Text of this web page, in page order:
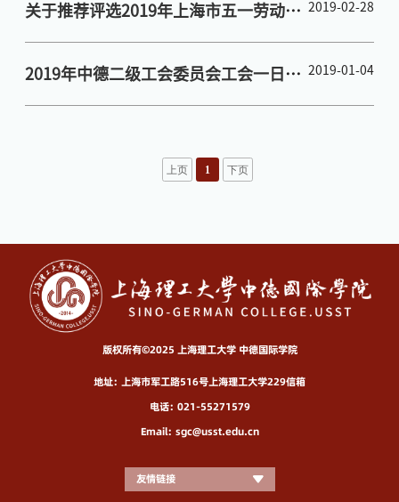
关于推荐评选2019年上海市五一劳动奖
2019-02-28
2019年中德二级工会委员会工会一日捐
2019-01-04
上页 1 下页
版权所有©2025 上海理工大学 中德国际学院
地址：上海市军工路516号上海理工大学229信箱
电话：021-55271579
Email：sgc@usst.edu.cn
友情链接